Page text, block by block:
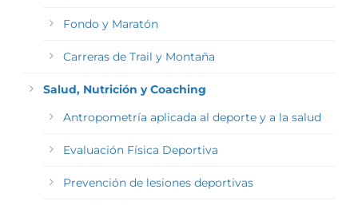
Fondo y Maratón
Carreras de Trail y Montaña
Salud, Nutrición y Coaching
Antropometría aplicada al deporte y a la salud
Evaluación Física Deportiva
Prevención de lesiones deportivas